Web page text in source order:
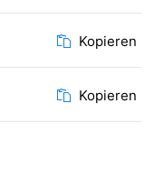
Kopieren
Kopieren